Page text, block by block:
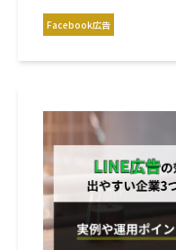
Facebook広告